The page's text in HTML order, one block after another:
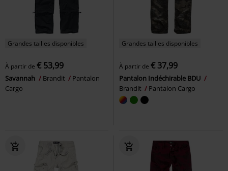
Grandes tailles disponibles
À partir de € 53,99
Savannah Brandit
Pantalon
Cargo
Grandes tailles disponibles
À partir de € 37,99
Pantalon Indéchirable BDU
Brandit
Pantalon Cargo